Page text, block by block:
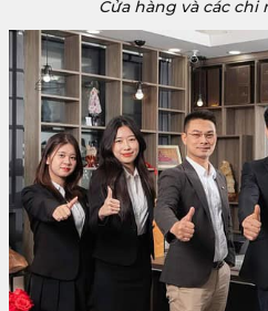
Cửa hàng và các chi